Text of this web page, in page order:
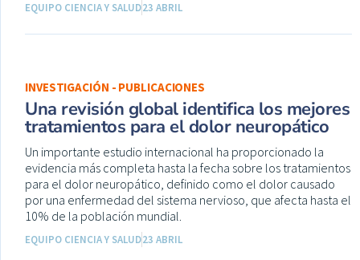
EQUIPO CIENCIA Y SALUD23 ABRIL
INVESTIGACIÓN - PUBLICACIONES
Una revisión global identifica los mejores
tratamientos para el dolor neuropático
Un importante estudio internacional ha proporcionado la
evidencia más completa hasta la fecha sobre los tratamientos
para el dolor neuropático, definido como el dolor causado
por una enfermedad del sistema nervioso, que afecta hasta el
10% de la población mundial.
EQUIPO CIENCIA Y SALUD23 ABRIL